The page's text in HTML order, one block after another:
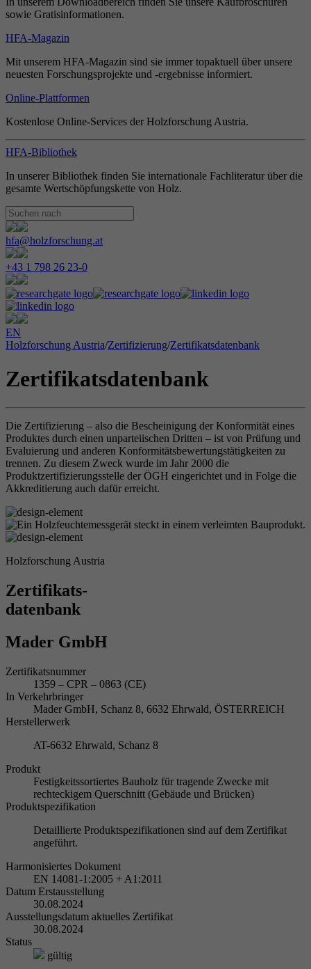
sowie Gratisinformationen.
HFA-Magazin
Mit unserem HFA-Magazin sind sie immer topaktuell über unsere
neuesten Forschungsprojekte und -ergebnisse informiert.
Online-Plattformen
Kostenlose Online-Services der Holzforschung Austria.
HFA-Bibliothek
In unserer Bibliothek finden Sie internationale Fachliteratur über die
gesamte Wertschöpfungskette von Holz.
hfa@holzforschung.at
+43 1 798 26 23-0
EN
Holzforschung Austria/Zertifizierung/Zertifikatsdatenbank
Zertifikatsdatenbank
Die Zertifizierung – also die Bescheinigung der Konformität eines
Produktes durch einen unparteiischen Dritten – ist von Prüfung und
Evaluierung und anderen Konformitätsbewertungstätigkeiten zu
trennen. Zu diesem Zweck wurde im Jahr 2000 die
Produktzertifizierungsstelle der ÖGH eingerichtet und in Folge die
Akkreditierung auch dafür erreicht.
Holzforschung Austria
Zertifikats-
datenbank
Mader GmbH
Zertifikatsnummer
1359 – CPR – 0863 (CE)
In Verkehrbringer
Mader GmbH, Schanz 8, 6632 Ehrwald, ÖSTERREICH
Herstellerwerk
AT-6632 Ehrwald, Schanz 8
Produkt
Festigkeitssortiertes Bauholz für tragende Zwecke mit
rechteckigem Querschnitt (Gebäude und Brücken)
Produktspezifikation
Detaillierte Produktspezifikationen sind auf dem Zertifikat
angeführt.
Harmonisiertes Dokument
EN 14081-1:2005 + A1:2011
Datum Erstausstellung
30.08.2024
Ausstellungsdatum aktuelles Zertifikat
30.08.2024
Status
gültig